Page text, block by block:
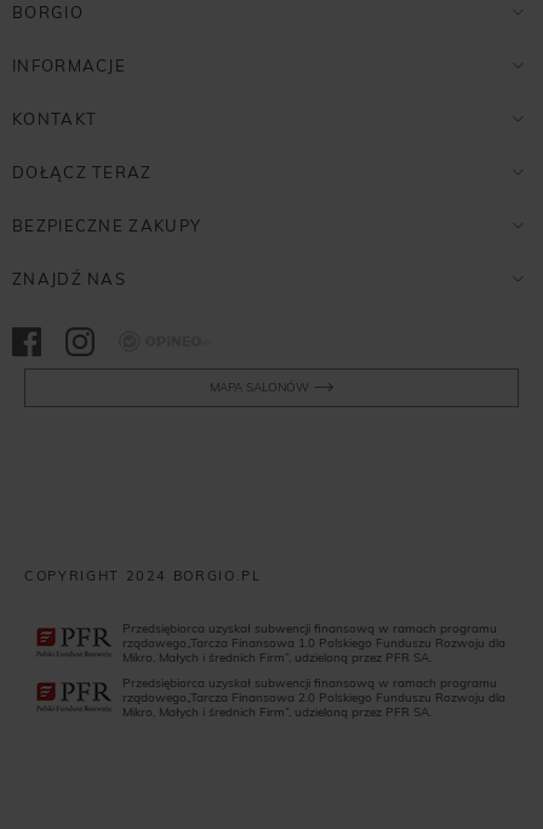
BORGIO
INFORMACJE
KONTAKT
DOŁĄCZ TERAZ
BEZPIECZNE ZAKUPY
ZNAJDŹ NAS
MAPA SALONÓW
COPYRIGHT 2024 BORGIO.PL
Przedsiębiorca uzyskał subwencji finansową w ramach programu
rządowego„Tarcza Finansowa 1.0 Polskiego Funduszu Rozwoju dla
Mikro, Małych i średnich Firm”, udzieloną przez PFR SA.
Przedsiębiorca uzyskał subwencji finansową w ramach programu
rządowego„Tarcza Finansowa 2.0 Polskiego Funduszu Rozwoju dla
Mikro, Małych i średnich Firm”, udzieloną przez PFR SA.